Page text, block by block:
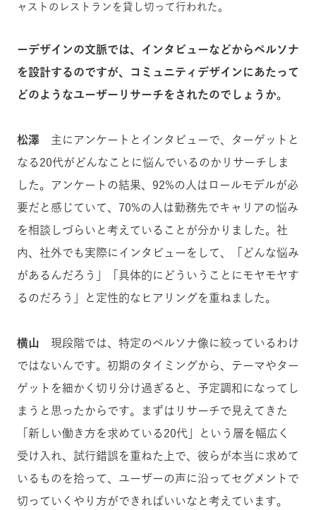
ャストのレストランを貸し切って行われた。
ーデザインの文脈では、インタビューなどからペルソナ
を設計するのですが、コミュニティデザインにあたって
どのようなユーザーリサーチをされたのでしょうか。
松澤 主にアンケートとインタビューで、ターゲットと
なる20代がどんなことに悩んでいるのかリサーチしま
した。アンケートの結果、92%の人はロールモデルが必
要だと感じていて、70%の人は勤務先でキャリアの悩み
を相談しづらいと考えていることが分かりました。社
内、社外でも実際にインタビューをして、「どんな悩み
があるんだろう」「具体的にどういうことにモヤモヤす
るのだろう」と定性的なヒアリングを重ねました。
横山 現段階では、特定のペルソナ像に絞っているわけ
ではないんです。初期のタイミングから、テーマやター
ゲットを細かく切り分け過ぎると、予定調和になってし
まうと思ったからです。まずはリサーチで見えてきた
「新しい働き方を求めている20代」という層を幅広く
受け入れ、試行錯誤を重ねた上で、彼らが本当に求めて
いるものを拾って、ユーザーの声に沿ってセグメントで
切っていくやり方ができればいいなと考えています。